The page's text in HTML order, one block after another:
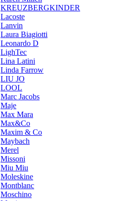
KREUZBERGKINDER
Lacoste
Lanvin
Laura Biagiotti
Leonardo D
LighTec
Lina Latini
Linda Farrow
LIU JO
LOOL
Marc Jacobs
Maje
Max Mara
Max&Co
Maxim & Co
Maybach
Merel
Missoni
Miu Miu
Moleskine
Montblanc
Moschino